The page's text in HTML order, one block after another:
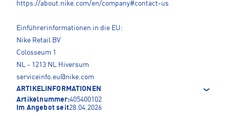
https://about.nike.com/en/company#contact-us
Einführerinformationen in die EU:
Nike Retail BV
Colosseum 1
NL - 1213 NL Hiversum
serviceinfo.eu@nike.com
ARTIKELINFORMATIONEN
Artikelnummer:405400102
Im Angebot seit28.04.2026